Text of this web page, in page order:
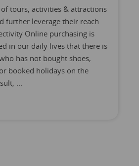
tours, activities & attractions
further leverage their reach
Online purchasing is
in our daily lives that there is
has not bought shoes,
booked holidays on the
...